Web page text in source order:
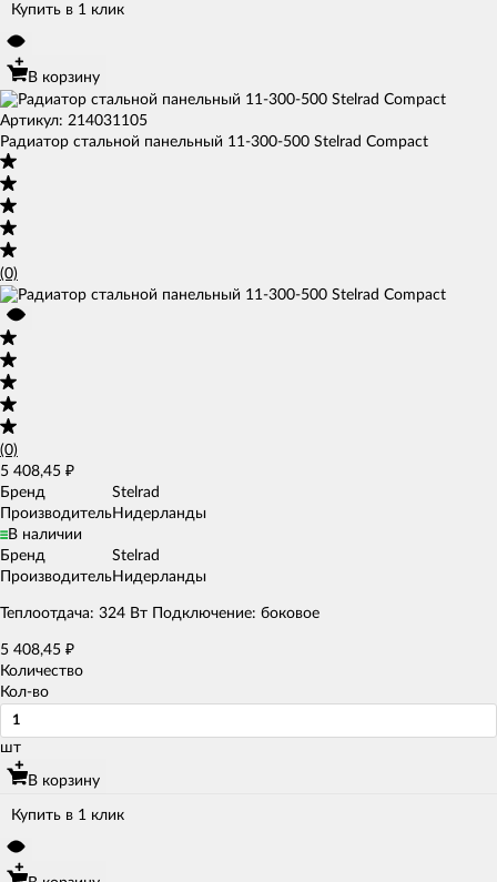
Купить в 1 клик
В корзину
Артикул: 214031105
Радиатор стальной панельный 11-300-500 Stelrad Compact
(0)
(0)
5 408,45 ₽
Бренд
Stelrad
ПроизводительНидерланды
В наличии
Бренд
Stelrad
ПроизводительНидерланды
Теплоотдача: 324 Вт Подключение: боковое
5 408,45 ₽
Количество
Кол-во
шт
В корзину
Купить в 1 клик